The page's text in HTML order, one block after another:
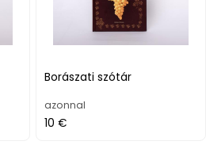
Borászati szótár
azonnal
10 €